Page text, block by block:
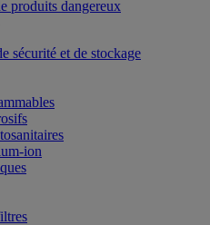
produits dangereux
sécurité et de stockage
ion